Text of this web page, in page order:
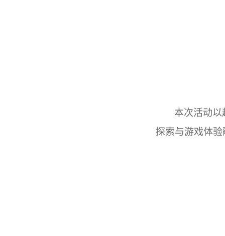
本次活动
探索与游戏体